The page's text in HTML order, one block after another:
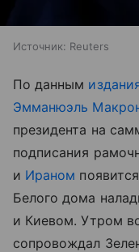
Источник: Reuters
По данным
Эмманюэль
президента на
подписания
и Ираном
Белого дома
и Киевом. Утром
сопровождал